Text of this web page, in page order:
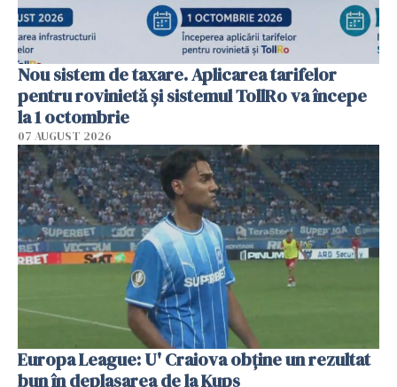
Nou sistem de taxare. Aplicarea tarifelor
pentru rovinietă şi sistemul TollRo va începe
la 1 octombrie
07 AUGUST 2026
Europa League: U' Craiova obține un rezultat
bun în deplasarea de la Kups